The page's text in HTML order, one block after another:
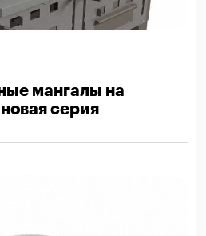
мангалы на
серия